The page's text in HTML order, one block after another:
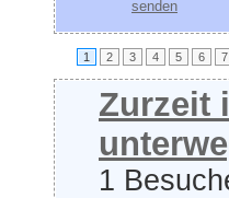
1 2 3 4 5 6 7
Zurzeit
1